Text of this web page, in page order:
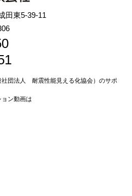
田東5-39-11
社団法人 耐震性能見える化協会）のサポ
ン動画は